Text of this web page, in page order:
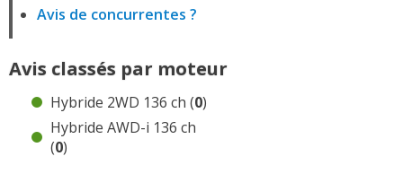
Avis de concurrentes ?
Avis classés par moteur
Hybride 2WD 136 ch (0)
Hybride AWD-i 136 ch
(0)